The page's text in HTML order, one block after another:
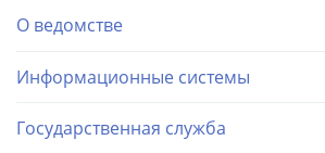
О ведомстве
Информационные системы
Государственная служба